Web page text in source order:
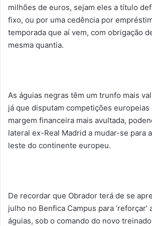
milhões de euros, sejam eles a título
fixo, ou por uma cedência por
temporada que aí vem, com obrigação
mesma quantia.
As águias negras têm um trunfo mais
já que disputam competições europeias
margem financeira mais avultada,
lateral ex-Real Madrid a mudar-se para
leste do continente europeu.
De recordar que Obrador terá de se
julho no Benfica Campus para ‘reforçar’
águias, sob o comando do novo